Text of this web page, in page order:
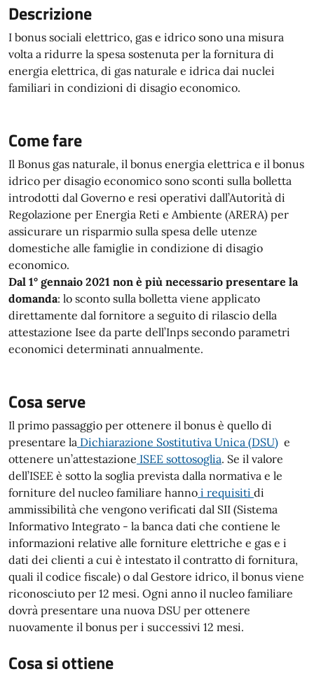
Descrizione
I bonus sociali elettrico, gas e idrico sono una misura
volta a ridurre la spesa sostenuta per la fornitura di
energia elettrica, di gas naturale e idrica dai nuclei
familiari in condizioni di disagio economico.
Come fare
Il Bonus gas naturale, il bonus energia elettrica e il bonus
idrico per disagio economico sono sconti sulla bolletta
introdotti dal Governo e resi operativi dall’Autorità di
Regolazione per Energia Reti e Ambiente (ARERA) per
assicurare un risparmio sulla spesa delle utenze
domestiche alle famiglie in condizione di disagio
economico.
Dal 1° gennaio 2021 non è più necessario presentare la
domanda: lo sconto sulla bolletta viene applicato
direttamente dal fornitore a seguito di rilascio della
attestazione Isee da parte dell’Inps secondo parametri
economici determinati annualmente.
Cosa serve
Il primo passaggio per ottenere il bonus è quello di
presentare la Dichiarazione Sostitutiva Unica (DSU) e
ottenere un’attestazione ISEE sottosoglia. Se il valore
dell’ISEE è sotto la soglia prevista dalla normativa e le
forniture del nucleo familiare hanno i requisiti di
ammissibilità che vengono verificati dal SII (Sistema
Informativo Integrato - la banca dati che contiene le
informazioni relative alle forniture elettriche e gas e i
dati dei clienti a cui è intestato il contratto di fornitura,
quali il codice fiscale) o dal Gestore idrico, il bonus viene
riconosciuto per 12 mesi. Ogni anno il nucleo familiare
dovrà presentare una nuova DSU per ottenere
nuovamente il bonus per i successivi 12 mesi.
Cosa si ottiene